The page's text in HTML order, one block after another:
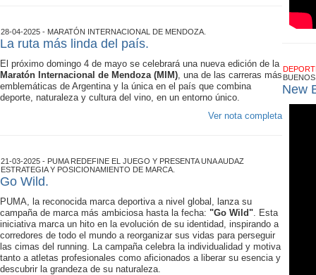
28-04-2025 - MARATÓN INTERNACIONAL DE MENDOZA.
La ruta más linda del país.
El próximo domingo 4 de mayo se celebrará una nueva edición de la
Maratón Internacional de Mendoza (MIM), una de las carreras más
emblemáticas de Argentina y la única en el país que combina
deporte, naturaleza y cultura del vino, en un entorno único.
Ver nota completa
21-03-2025 - PUMA REDEFINE EL JUEGO Y PRESENTA UNA AUDAZ
ESTRATEGIA Y POSICIONAMIENTO DE MARCA.
Go Wild.
PUMA, la reconocida marca deportiva a nivel global, lanza su
campaña de marca más ambiciosa hasta la fecha: "Go Wild". Esta
iniciativa marca un hito en la evolución de su identidad, inspirando a
corredores de todo el mundo a reorganizar sus vidas para perseguir
las cimas del running. La campaña celebra la individualidad y motiva
tanto a atletas profesionales como aficionados a liberar su esencia y
descubrir la grandeza de su naturaleza.
New